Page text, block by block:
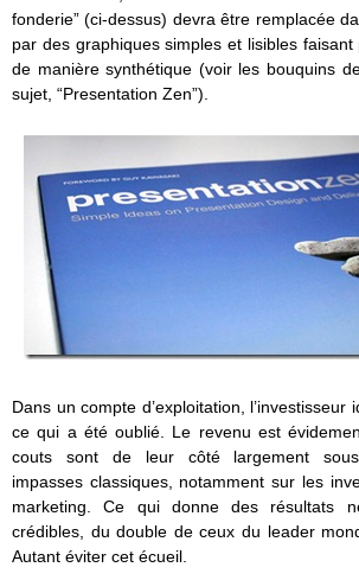
fonderie” (ci-dessus) devra être remplacée
par des graphiques simples et lisibles
de manière synthétique (voir les bouquins
sujet, “Presentation Zen”).
Dans un compte d’exploitation, l’investisseur
ce qui a été oublié. Le revenu est
couts sont de leur côté largement
impasses classiques, notamment sur les
marketing. Ce qui donne des résultats
crédibles, du double de ceux du leader
Autant éviter cet écueil.